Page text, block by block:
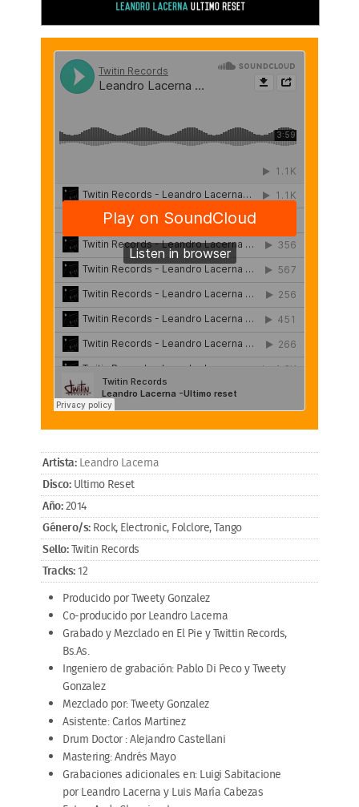
Artista: Leandro Lacerna
Disco: Ultimo Reset
Año:2014
Género/s:Rock, Electronic, Folclore, Tango
Sello:Twitin Records
Tracks:12
Producido por Tweety Gonzalez
Co-producido por Leandro Lacerna
Grabado y Mezclado en El Pie y Twittin Records,
Bs.As.
Ingeniero de grabación: Pablo Di Peco y Tweety
Gonzalez
Mezclado por: Tweety Gonzalez
Asistente: Carlos Martinez
Drum Doctor : Alejandro Castellani
Mastering: Andrés Mayo
Grabaciones adicionales en: Luigi Sabitacione
por Leandro Lacerna y Luis María Cabezas